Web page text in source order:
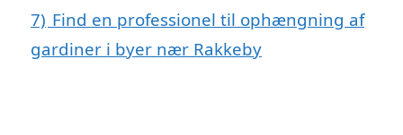
7) Find en professionel til ophængning af
gardiner i byer nær Rakkeby